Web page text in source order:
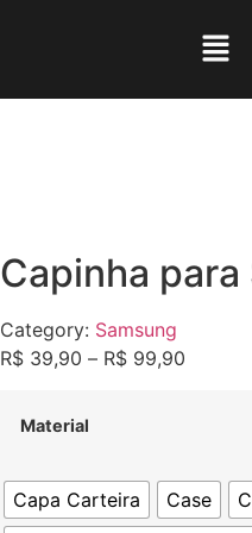
Capinha
Category: Samsung
R$ 39,90 – R$ 99,90
Material
Capa Carteira Case